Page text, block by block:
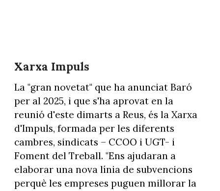
Xarxa Impuls
La "gran novetat" que ha anunciat Baró
per al 2025, i que s'ha aprovat en la
reunió d'este dimarts a Reus, és la Xarxa
d'Impuls, formada per les diferents
cambres, sindicats – CCOO i UGT- i
Foment del Treball. "Ens ajudaran a
elaborar una nova línia de subvencions
perquè les empreses puguen millorar la